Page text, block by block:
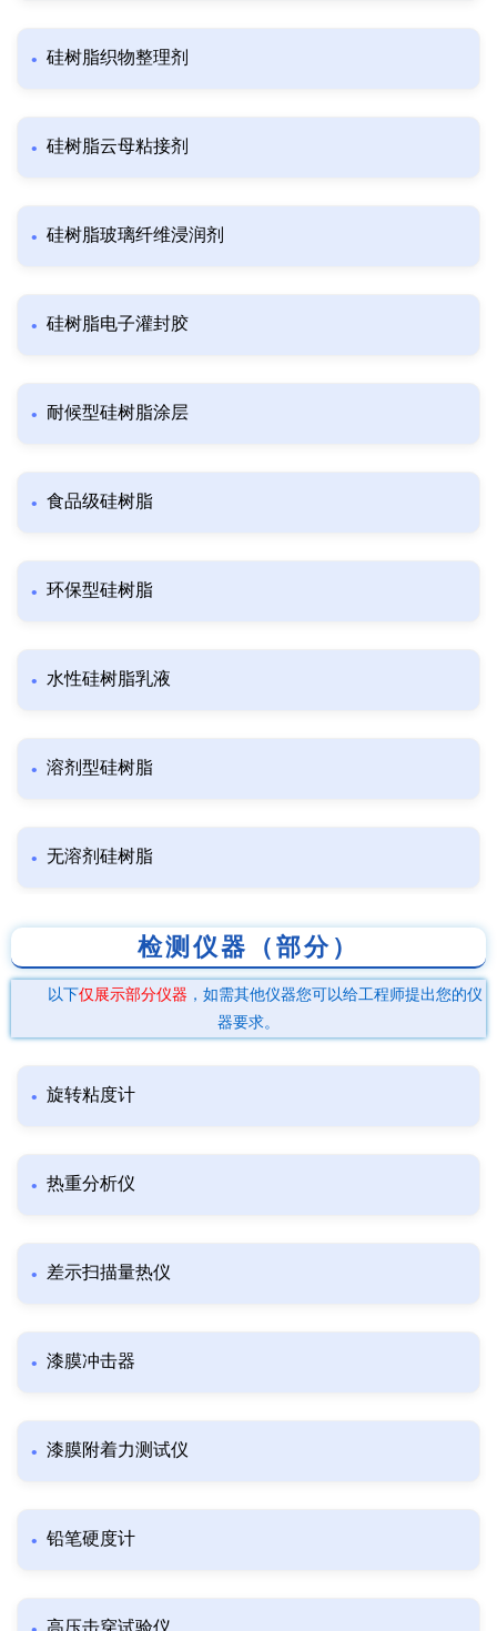
硅树脂织物整理剂
硅树脂云母粘接剂
硅树脂玻璃纤维浸润剂
硅树脂电子灌封胶
耐候型硅树脂涂层
食品级硅树脂
环保型硅树脂
水性硅树脂乳液
溶剂型硅树脂
无溶剂硅树脂
检测仪器（部分）
以下仅展示部分仪器 ，如需其他仪器您可以给工程师提出您的仪
器要求。
旋转粘度计
热重分析仪
差示扫描量热仪
漆膜冲击器
漆膜附着力测试仪
铅笔硬度计